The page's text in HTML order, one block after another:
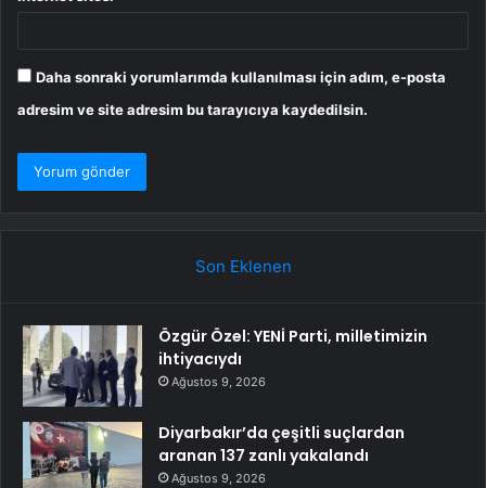
Daha sonraki yorumlarımda kullanılması için adım, e-posta
adresim ve site adresim bu tarayıcıya kaydedilsin.
Son Eklenen
Özgür Özel: YENİ Parti, milletimizin
ihtiyacıydı
Ağustos 9, 2026
Diyarbakır’da çeşitli suçlardan
aranan 137 zanlı yakalandı
Ağustos 9, 2026